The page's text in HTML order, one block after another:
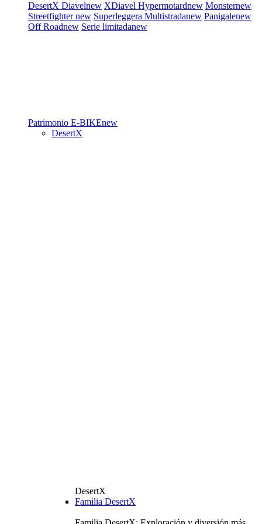
DesertX Diavelnew XDiavel Hypermotardnew Monsternew
Streetfighternew Superleggera Multistradanew Panigalenew
Off Roadnew Serie limitadanew
Patrimonio E-BIKEnew
DesertX
DesertX
Familia DesertX